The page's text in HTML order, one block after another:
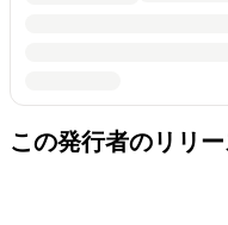
この発行者のリリ